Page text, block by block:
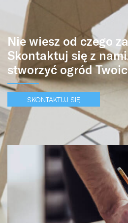
Nie wiesz od czego
Skontaktuj się z
stworzyć ogród
SKONTAKTUJ SIĘ